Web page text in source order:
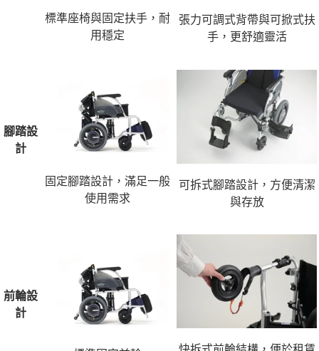
標準座椅與固定扶手，耐
用穩定
張力可調式背帶與可掀式扶
手，更舒適靈活
腳踏設
計
固定腳踏設計，滿足一般
使用需求
可拆式腳踏設計，方便清潔
與存放
前輪設
計